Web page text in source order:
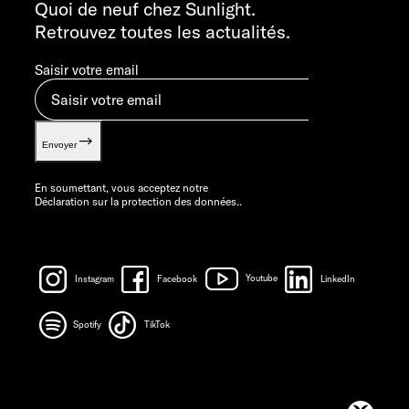
Quoi de neuf chez Sunlight.
Retrouvez toutes les actualités.
Saisir votre email
Envoyer
En soumettant, vous acceptez notre
Déclaration sur la protection des données..
Instagram Facebook Youtube LinkedIn
Spotify TikTok